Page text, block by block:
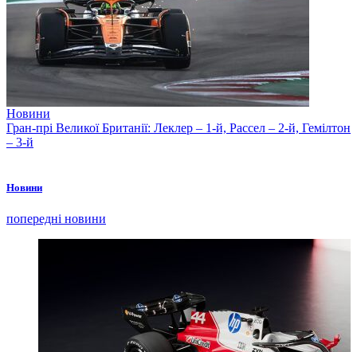
Новини
Гран-прі Великої Британії: Леклер – 1-й, Рассел – 2-й, Гемілтон
– 3-й
Новини
попередні новини